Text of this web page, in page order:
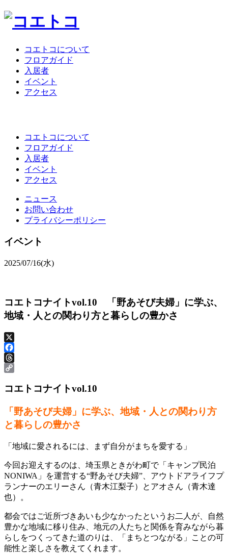
コエトコについて
フロアガイド
入居者
イベント
アクセス
コエトコについて
フロアガイド
入居者
イベント
アクセス
ニュース
お問い合わせ
プライバシーポリシー
イベント
2025/07/16(水)
コエトコナイトvol.10 「野あそび夫婦」に学ぶ、
地域・人との関わり方と暮らしの豊かさ
X
Facebook
Threads
Link
コエトコナイトvol.10
「野あそび夫婦」に学ぶ、地域・人との関わり方
と暮らしの豊かさ
「地域に愛されるには、まず自分がまちを愛する」
今回お迎えするのは、埼玉県ときがわ町で「キャンプ民泊
NONIWA」を運営する“野あそび夫婦”、アウトドアライフプ
ランナーのエリーさん（青木江梨子）とアオさん（青木達
也）。
都会ではご近所づきあいも少なかったというお二人が、自然
豊かな地域に移り住み、地元の人たちと関係を育みながら暮
らしをつくってきた道のりは、「まちとつながる」ことの可
能性と楽しさを教えてくれます。